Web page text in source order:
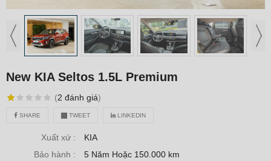
New KIA Seltos 1.5L Premium
(2 đánh giá)
SHARE TWEET LINKEDIN
Xuất xứ :
KIA
Bảo hành :
5 Năm Hoặc 150.000 km